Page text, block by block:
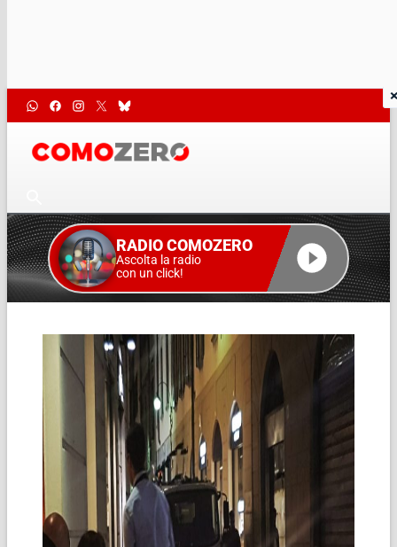
RADIO COMOZERO
Ascolta la radio
con un click!